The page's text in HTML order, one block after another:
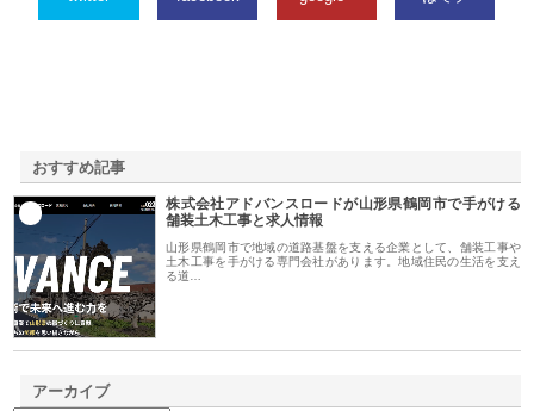
おすすめ記事
株式会社アドバンスロードが山形県鶴岡市で手がける
舗装土木工事と求人情報
山形県鶴岡市で地域の道路基盤を支える企業として、舗装工事や
土木工事を手がける専門会社があります。地域住民の生活を支え
る道…
アーカイブ